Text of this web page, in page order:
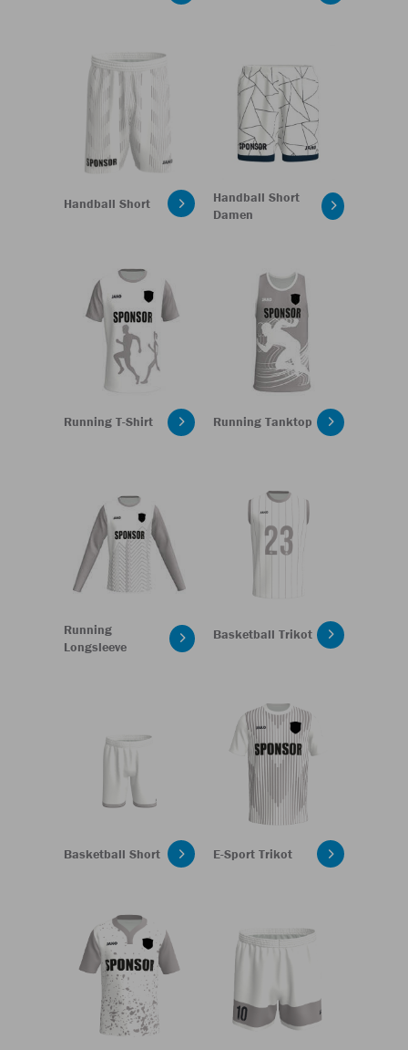
Handball Short
Handball Short
Damen
Running T-Shirt Running Tanktop
Running
Longsleeve
Basketball Trikot
Basketball Short E-Sport Trikot